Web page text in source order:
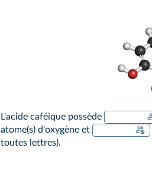
L'acide caféique possède
atome(s) d'oxygène et
toutes lettres).